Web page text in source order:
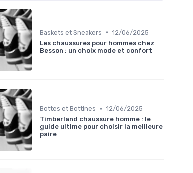
Baskets et Sneakers • 12/06/2025
Les chaussures pour hommes chez
Besson : un choix mode et confort
Bottes et Bottines • 12/06/2025
Timberland chaussure homme : le
guide ultime pour choisir la meilleure
paire